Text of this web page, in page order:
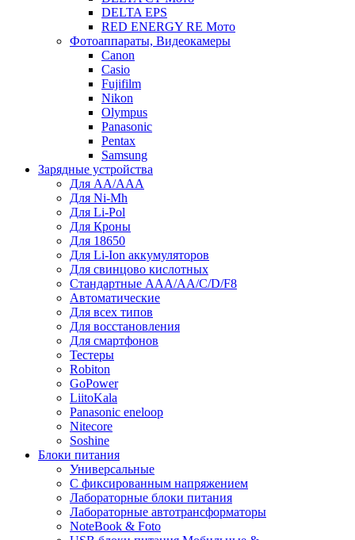
DELTA EPS
RED ENERGY RE Мото
Фотоаппараты, Видеокамеры
Canon
Casio
Fujifilm
Nikon
Olympus
Panasonic
Pentax
Samsung
Зарядные устройства
Для AA/AAA
Для Ni-Mh
Для Li-Pol
Для Кроны
Для 18650
Для Li-Ion аккумуляторов
Для свинцово кислотных
Стандартные ААА/АА/С/D/F8
Автоматические
Для всех типов
Для восстановления
Для смартфонов
Тестеры
Robiton
GoPower
LiitoKala
Panasonic eneloop
Nitecore
Soshine
Блоки питания
Универсальные
C фиксированным напряжением
Лабораторные блоки питания
Лабораторные автотрансформаторы
NoteBook & Foto